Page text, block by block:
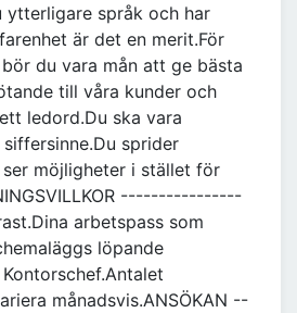
ytterligare språk och har
är det en merit.För
du vara mån att ge bästa
till våra kunder och
ledord.Du ska vara
sprider
möjligheter i stället för
----------------
arbetspass som
löpande
månadsvis.ANSÖKAN --